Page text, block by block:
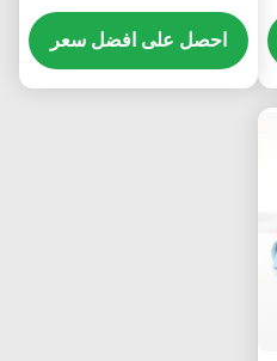
لها للمضغ
احصل على افضل سعر